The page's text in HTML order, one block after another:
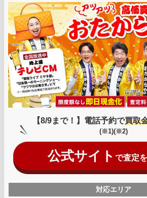
【8/9まで！】電話予約で買取
(※1)(※2)
公式サイト で査定
対応エリア